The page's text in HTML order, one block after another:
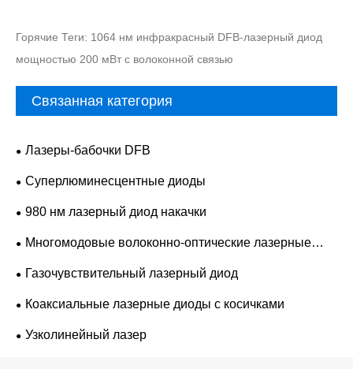
Горячие Теги: 1064 нм инфракрасный DFB-лазерный диод
мощностью 200 мВт с волоконной связью
Связанная категория
Лазеры-бабочки DFB
Суперлюминесцентные диоды
980 нм лазерный диод накачки
Многомодовые волоконно-оптические лазерные
диоды
Газочувствительный лазерный диод
Коаксиальные лазерные диоды с косичками
Узколинейный лазер